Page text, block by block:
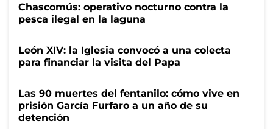
Chascomús: operativo nocturno contra la
pesca ilegal en la laguna
León XIV: la Iglesia convocó a una colecta
para financiar la visita del Papa
Las 90 muertes del fentanilo: cómo vive en
prisión García Furfaro a un año de su
detención